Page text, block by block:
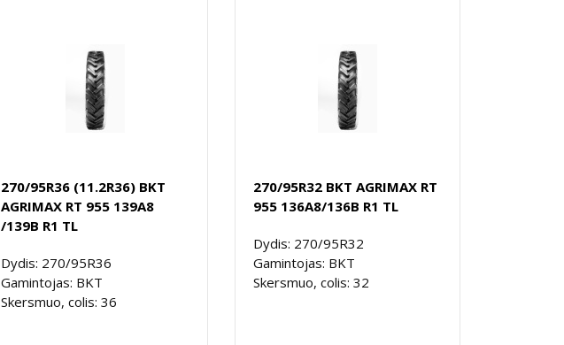
270/95R36 (11.2R36) BKT
AGRIMAX RT 955 139A8
/139B R1 TL
Dydis: 270/95R36
Gamintojas: BKT
Skersmuo, colis: 36
270/95R32 BKT AGRIMAX RT
955 136A8/136B R1 TL
Dydis: 270/95R32
Gamintojas: BKT
Skersmuo, colis: 32